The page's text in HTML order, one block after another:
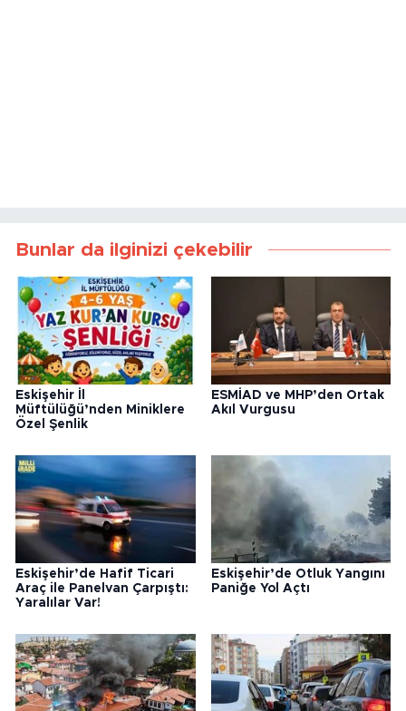
Bunlar da ilginizi çekebilir
Eskişehir İl
Müftülüğü’nden Miniklere
Özel Şenlik
ESMİAD ve MHP’den Ortak
Akıl Vurgusu
Eskişehir’de Hafif Ticari
Araç ile Panelvan Çarpıştı:
Yaralılar Var!
Eskişehir’de Otluk Yangını
Paniğe Yol Açtı